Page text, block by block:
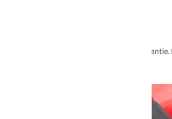
kenteken. Garantie: 2 jaar